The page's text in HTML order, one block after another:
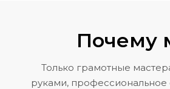
Почему
Только грамотные
руками,